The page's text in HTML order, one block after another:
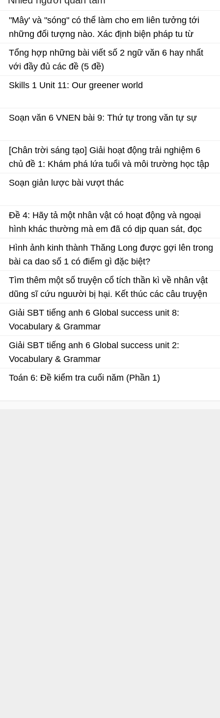
"Mây' và "sóng" có thể làm cho em liên tưởng tới
những đối tượng nào. Xác định biện pháp tu từ
được sử dụng trong hình ảnh "bình minh vàng",
"vầng trăng bạc" và nêu tác dụng của biện pháp tu
Tổng hợp những bài viết số 2 ngữ văn 6 hay nhất
với đầy đủ các đề (5 đề)
Skills 1 Unit 11: Our greener world
Soạn văn 6 VNEN bài 9: Thứ tự trong văn tự sự
[Chân trời sáng tạo] Giải hoạt động trải nghiệm 6
chủ đề 1: Khám phá lứa tuổi và môi trường học tập
mới
Soạn giản lược bài vượt thác
Đề 4: Hãy tả một nhân vật có hoạt động và ngoại
hình khác thường mà em đã có dịp quan sát, đọc
trong sách hoặc nghe kể lại
Hình ảnh kinh thành Thăng Long được gợi lên trong
bài ca dao số 1 có điểm gì đặc biệt?
Soạn văn 6 trang 61 Chân trời sáng tạo
Tìm thêm một số truyện cổ tích thần kì về nhân vật
dũng sĩ cứu nguười bị hại. Kết thúc các câu truyện
đó có điểm chung gì
Giải SBT tiếng anh 6 Global success unit 8:
Vocabulary & Grammar
Giải SBT tiếng anh 6 Global success unit 2:
Vocabulary & Grammar
Toán 6: Đề kiểm tra cuối năm (Phần 1)